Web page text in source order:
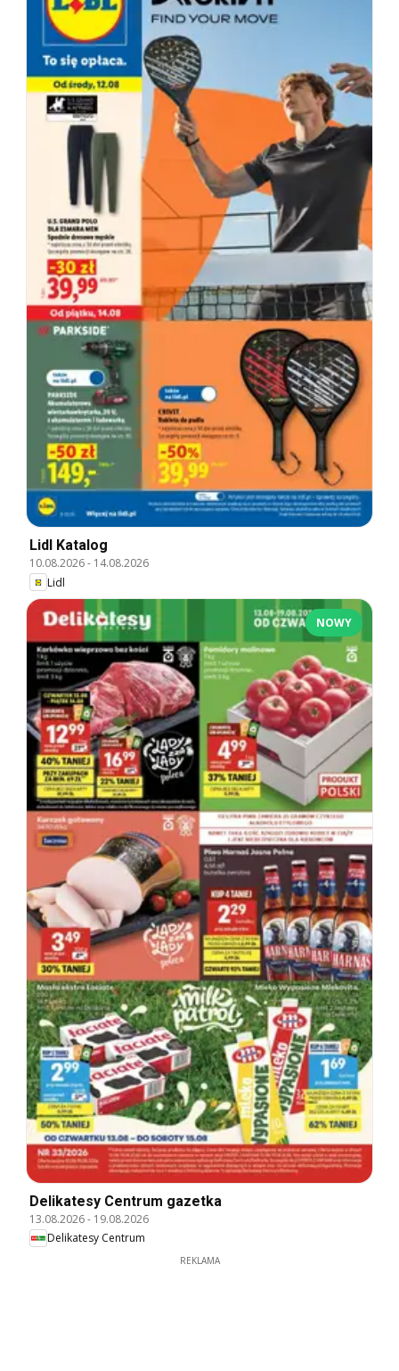
Lidl Katalog
10.08.2026- 14.08.2026
Lidl
NOWY
Delikatesy Centrum gazetka
13.08.2026- 19.08.2026
Delikatesy Centrum
REKLAMA